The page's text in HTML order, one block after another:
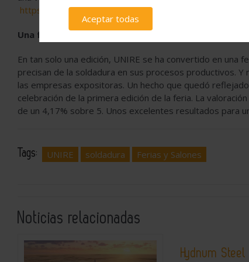
https://ficobaunire.org/acreditacion/
Una feria bien valorada
En tan solo una edición, UNIRE se ha convertido en
precisan de la soldadura en sus procesos productivos.
las empresas expositoras. Un hecho que quedó
celebración de la primera edición de la feria. La
de un 4,17% sobre 5. Unos excelentes resultados para
Tags: UNIRE soldadura Ferias y Salones
Noticias relacionadas
Hydnum
Aceptar todas